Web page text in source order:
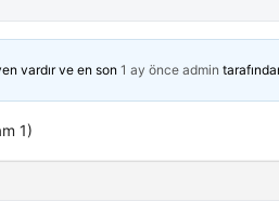
vardır ve en son 1 ay önce admin
1)